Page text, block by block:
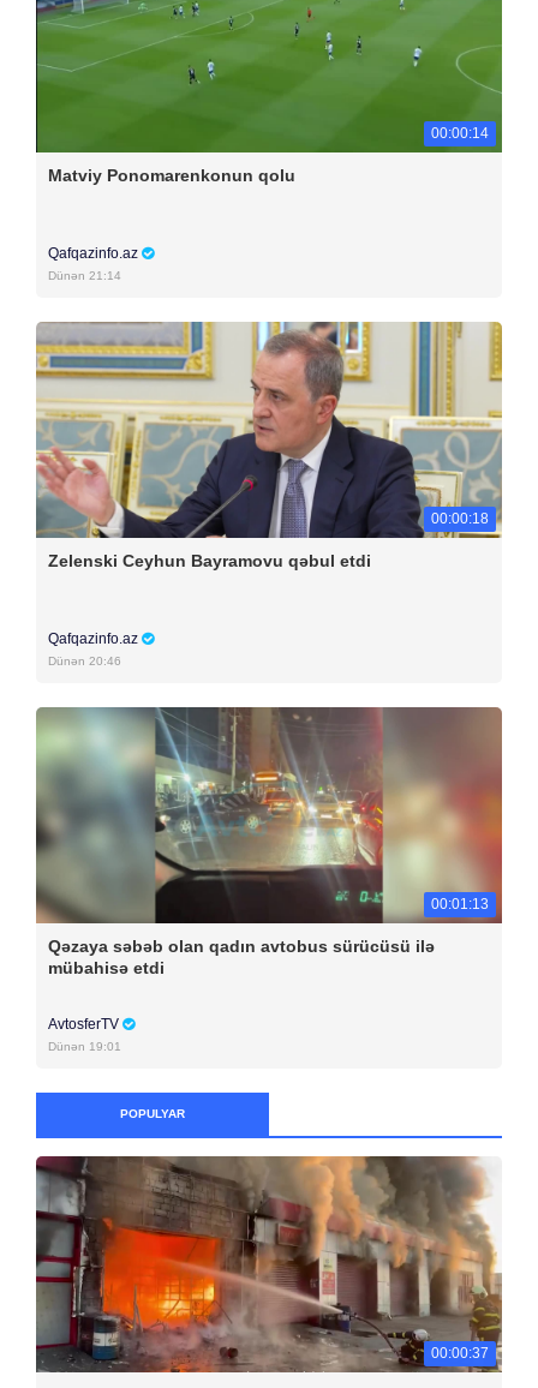
00:00:14
Matviy Ponomarenkonun qolu
Qafqazinfo.az
Dünən 21:14
00:00:18
Zelenski Ceyhun Bayramovu qəbul etdi
Qafqazinfo.az
Dünən 20:46
00:01:13
Qəzaya səbəb olan qadın avtobus sürücüsü ilə
mübahisə etdi
AvtosferTV
Dünən 19:01
POPULYAR
00:00:37